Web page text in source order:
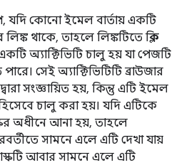
যদি কোনো ইমেল বার্তায় একটি
থাকে, তাহলে লিঙ্কটিতে ক্লিক
অ্যাক্টিভিটি চালু হয় যা পেজটি
সেই অ্যাক্টিভিটিটি ব্রাউজার
সংজ্ঞায়িত হয়, কিন্তু এটি ইমেল
চালু করা হয়। যদি এটিকে
অধীনে আনা হয়, তাহলে
সামনে এলে এটি দেখা যায়
আবার সামনে এলে এটি